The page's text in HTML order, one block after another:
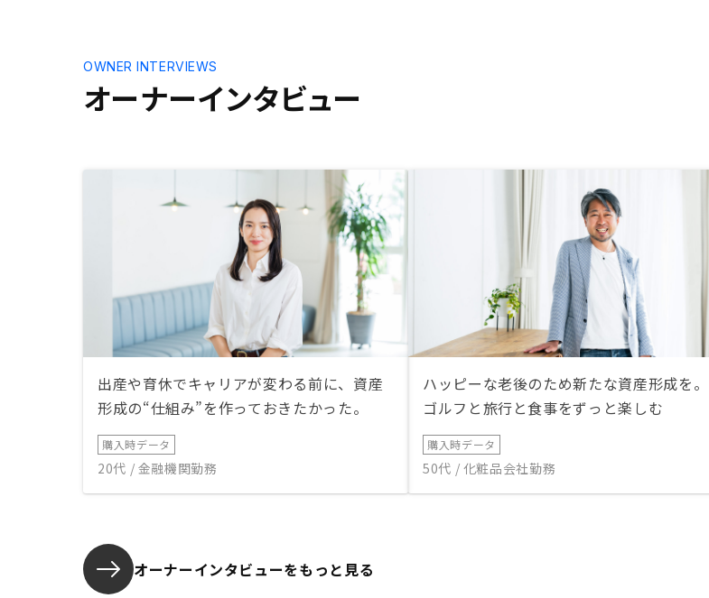
オーナーインタビュー
OWNER INTERVIEWS
出産や育休でキャリアが変わる前に、資産
形成の“仕組み”を作っておきたかった。
購入時データ
20代 / 金融機関勤務
ハッピーな老後のため新たな資産形成を。
ゴルフと旅行と食事をずっと楽しむ
購入時データ
50代 / 化粧品会社勤務
オーナーインタビューをもっと見る